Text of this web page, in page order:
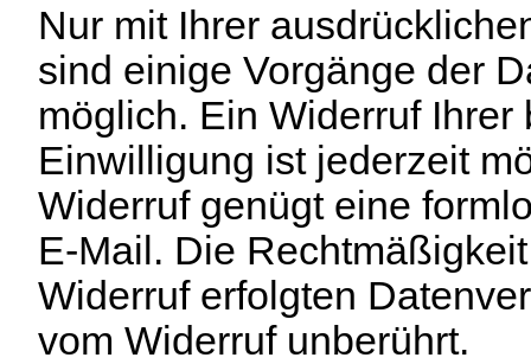
Nur mit Ihrer
sind einige Vorgänge der
möglich. Ein Widerruf Ihrer
Einwilligung ist jederzeit
Widerruf genügt eine
E-Mail. Die
Widerruf erfolgten
vom Widerruf unberührt.